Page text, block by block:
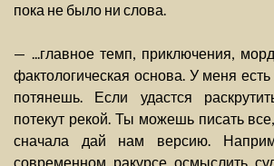
пока не было ни слова.
— ...главное темп, приключения,
фактологическая основа. У меня
потянешь. Если удастся
потекут рекой. Ты можешь писать
сначала дай нам версию.
современном ракурсе осмыслить